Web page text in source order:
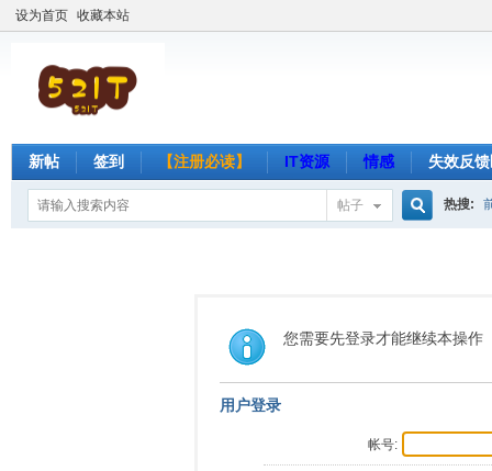
设为首页 收藏本站
新帖 签到 【注册必读】 IT资源 情感 失效反
帖子
索
热搜:
您需要先登录才能继续本操作
用户登录
帐号: